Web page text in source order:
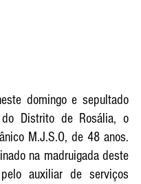
domingo e sepultado
Distrito de Rosália, o
M.J.S.O, de 48 anos.
na madruigada deste
auxiliar de serviços